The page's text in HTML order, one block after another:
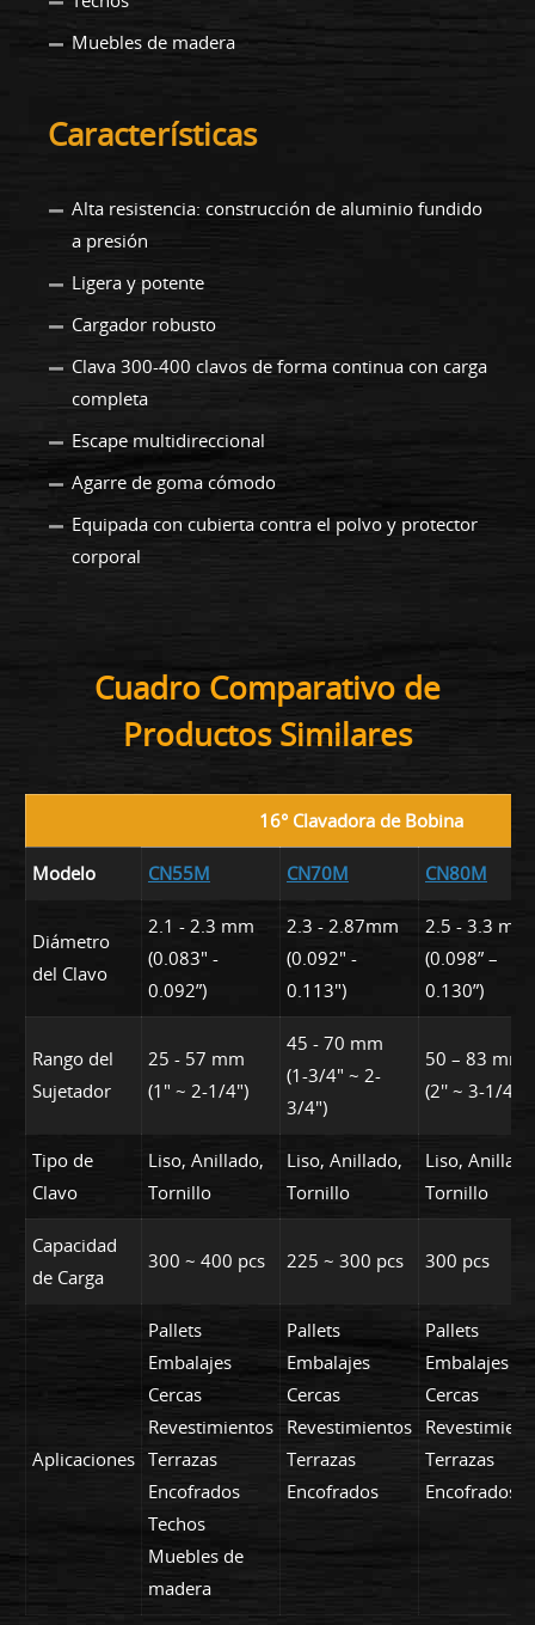
Muebles de madera
Características
Alta resistencia: construcción de aluminio fundido
a presión
Ligera y potente
Cargador robusto
Clava 300-400 clavos de forma continua con carga
completa
Escape multidireccional
Agarre de goma cómodo
Equipada con cubierta contra el polvo y protector
corporal
Cuadro Comparativo de
Productos Similares
16° Clavadora de Bobina
Modelo CN55M CN70M CN80M
Diámetro
del Clavo
2.1 - 2.3 mm
(0.083" -
0.092”)
2.3 - 2.87mm
(0.092" -
0.113")
2.5 - 3.3 mm
(0.098” –
0.130”)
Rango del
Sujetador
25 - 57 mm
(1" ~ 2-1/4")
45 - 70 mm
(1-3/4" ~ 2-
3/4")
50 – 83 mm
(2'' ~ 3-1/4")
Tipo de
Clavo
Liso, Anillado,
Tornillo
Liso, Anillado,
Tornillo
Liso,
Tornillo
Capacidad
de Carga
300 ~ 400 pcs 225 ~ 300 pcs 300 pcs
Aplicaciones
Pallets
Embalajes
Cercas
Revestimientos
Terrazas
Encofrados
Techos
Muebles de
madera
Pallets
Embalajes
Cercas
Revestimientos
Terrazas
Encofrados
Pallets
Embalajes
Cercas
Terrazas
Encofrados